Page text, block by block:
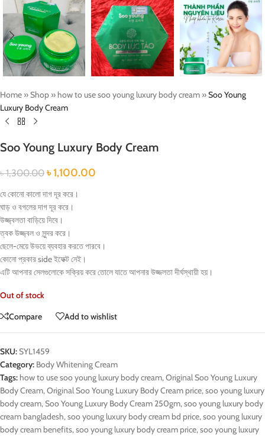
Home »Shop » how to use soo young luxury body cream »Soo Young
Luxury Body Cream
Soo Young Luxury Body Cream
৳1,300.00 ৳1,100.00
যে কোনো কালো দাগ দূর করে।
ঘাড় ও বগলের দাগ দূর করে।
উজ্জ্বলতা বাড়িয়ে দিবে।
ত্বক উজ্জ্বল ও সুন্দর করে।
ছেলে-মেয়ে উভয়ে ব্যবহার করতে পারবে।
কোনো প্রকার side ইফেক্ট নেই।
এটি আপনার সেলগুলোকে সক্রিয় করে তোলে যাতে আপনার উজ্জলতা দীর্ঘস্থায়ী হয়।
Out of stock
Compare
Add to wishlist
SKU:SYL1459
Category: Body Whitening Cream
Tags: how to use soo young luxury body cream,Original Soo Young Luxury
Body Cream,Original Soo Young Luxury Body Cream price,soo young luxury
body cream,Soo Young Luxury Body Cream 250gm,soo young luxury body
cream bangladesh,soo young luxury body cream bd price,soo young luxury
body cream benefits,soo young luxury body cream price,soo young luxury